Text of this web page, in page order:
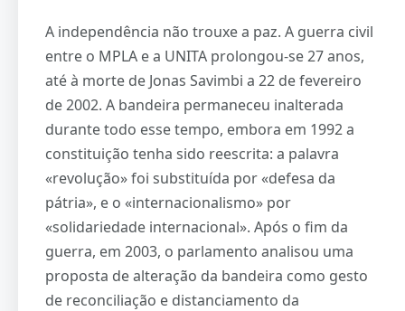
A independência não trouxe a paz. A guerra civil
entre o MPLA e a UNITA prolongou-se 27 anos,
até à morte de Jonas Savimbi a 22 de fevereiro
de 2002. A bandeira permaneceu inalterada
durante todo esse tempo, embora em 1992 a
constituição tenha sido reescrita: a palavra
«revolução» foi substituída por «defesa da
pátria», e o «internacionalismo» por
«solidariedade internacional». Após o fim da
guerra, em 2003, o parlamento analisou uma
proposta de alteração da bandeira como gesto
de reconciliação e distanciamento da